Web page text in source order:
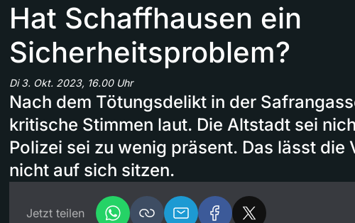
Hat Schaffhausen ein
Sicherheitsproblem?
Di 3. Okt. 2023, 16.00 Uhr
Nach dem Tötungsdelikt in der
kritische Stimmen laut. Die Altstadt sei
Polizei sei zu wenig präsent. Das lässt die
nicht auf sich sitzen.
Jetzt teilen